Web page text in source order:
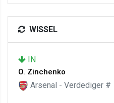
WISSEL
IN
O. Zinchenko
Arsenal - Verdediger #